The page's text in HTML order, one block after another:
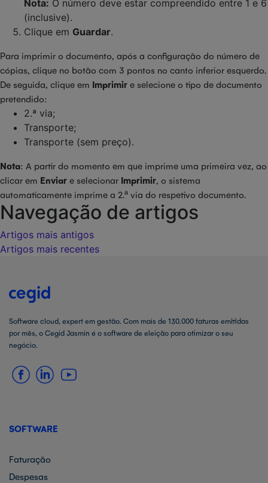
Nota: O número deve estar compreendido entre 1 e 6
(inclusive).
Clique em Guardar.
Para imprimir o documento, após a configuração do número de
cópias, clique no botão com 3 pontos no canto inferior esquerdo.
De seguida, clique em Imprimir e selecione o tipo de documento
pretendido:
2.ª via;
Transporte;
Transporte (sem preço).
Nota: A partir do momento em que imprime uma primeira vez, ao
clicar em Enviar e selecionar Imprimir, o sistema
automaticamente imprime a 2.ª via do respetivo documento.
Navegação de artigos
Artigos mais antigos
Artigos mais recentes
Software cloud, expert em gestão. Com mais de 130.000 faturas emitidas
por mês, o Cegid Jasmin é o software de eleição para otimizar o seu
negócio.
SOFTWARE
Faturação
Despesas